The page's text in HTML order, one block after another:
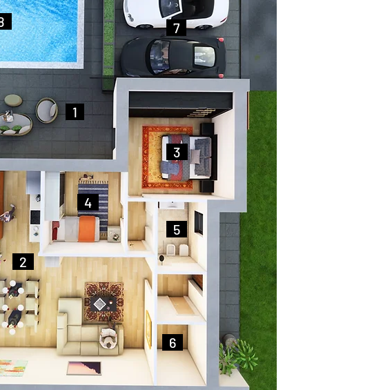
.. 7..
1
3
4..
5
.. 2
6